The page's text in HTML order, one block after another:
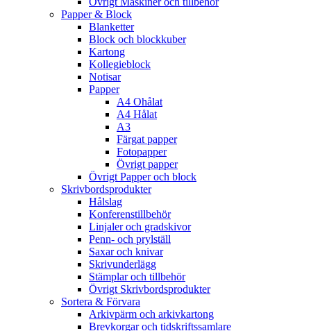
Papper & Block
Blanketter
Block och blockkuber
Kartong
Kollegieblock
Notisar
Papper
A4 Ohålat
A4 Hålat
A3
Färgat papper
Fotopapper
Övrigt papper
Övrigt Papper och block
Skrivbordsprodukter
Hålslag
Konferenstillbehör
Linjaler och gradskivor
Penn- och prylställ
Saxar och knivar
Skrivunderlägg
Stämplar och tillbehör
Övrigt Skrivbordsprodukter
Sortera & Förvara
Arkivpärm och arkivkartong
Brevkorgar och tidskriftssamlare